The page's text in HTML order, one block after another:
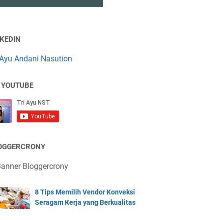
Andani Nasution
8 Tips Memilih Vendor Konveksi
Seragam Kerja yang Berkualitas